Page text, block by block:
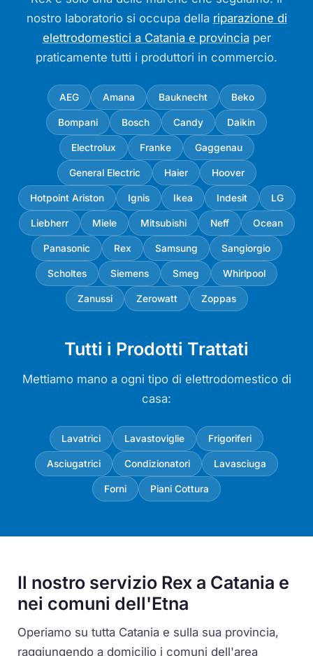
nostro laboratorio si occupa della riparazione di
elettrodomestici a Catania e provinciaper
praticamente tutti i produttori in commercio.
AEG Amana Bauknecht Beko
Bompani Bosch Candy Daikin
Electrolux Franke Gaggenau
General Electric Haier Hoover
Hotpoint Ariston Ignis Ikea Indesit LG
Liebherr Miele Mitsubishi Neff Ocean
Panasonic Rex Samsung Sangiorgio
Scholtes Siemens Smeg Whirlpool
Zanussi Zerowatt Zoppas
Tutti i Prodotti Trattati
Mettiamo mano a ogni tipo di elettrodomestico di
casa:
Lavatrici Lavastoviglie Frigoriferi
Asciugatrici Condizionatori Lavasciuga
Forni Piani Cottura
Il nostro servizio Rex a Catania e
nei comuni dell'Etna
Operiamo su tutta Catania e sulla sua provincia,
raggiungendo a domicilio i comuni dell'area